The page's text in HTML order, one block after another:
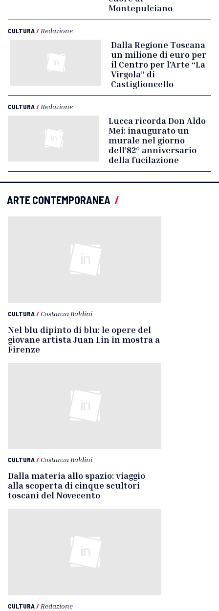
Montepulciano
CULTURA/ Redazione
Dalla Regione Toscana
un milione di euro per
il Centro per l’Arte “La
Virgola” di
Castiglioncello
CULTURA/ Redazione
Lucca ricorda Don Aldo
Mei: inaugurato un
murale nel giorno
dell’82° anniversario
della fucilazione
ARTE CONTEMPORANEA /
CULTURA/ Costanza Baldini
Nel blu dipinto di blu: le opere del
giovane artista Juan Lin in mostra a
Firenze
CULTURA/ Costanza Baldini
Dalla materia allo spazio: viaggio
alla scoperta di cinque scultori
toscani del Novecento
CULTURA/ Redazione